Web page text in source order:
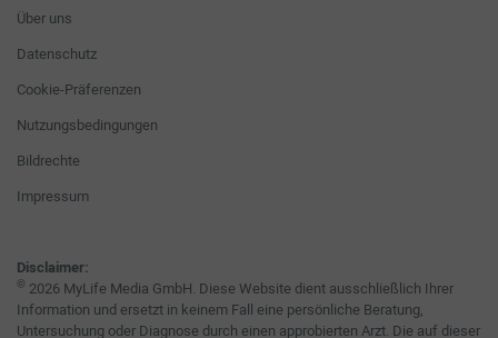
Über uns
Datenschutz
Cookie-Präferenzen
Nutzungsbedingungen
Bildrechte
Impressum
Disclaimer:
© 2026 MyLife Media GmbH. Diese Website dient ausschließlich Ihrer
Information und ersetzt in keinem Fall eine persönliche Beratung,
Untersuchung oder Diagnose durch einen approbierten Arzt. Die auf dieser